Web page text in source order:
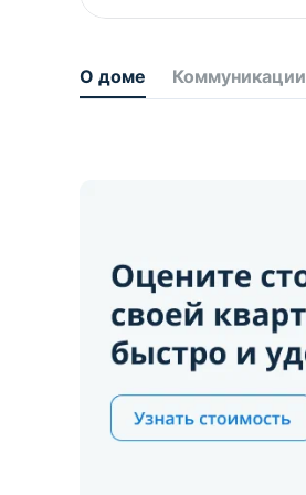
О доме Коммуникации